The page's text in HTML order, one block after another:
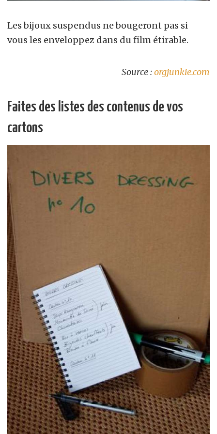
Les bijoux suspendus ne bougeront pas si
vous les enveloppez dans du film étirable.
Source :orgjunkie.com
Faites des listes des contenus de vos
cartons